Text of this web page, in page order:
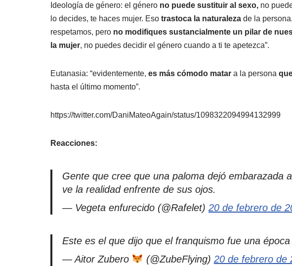
Ideología de género: el género no puede sustituir al sexo, no
lo decides, te haces mujer. Eso trastoca la naturaleza de la
respetamos, pero no modifiques sustancialmente un pilar de
la mujer, no puedes decidir el género cuando a ti te apetezca”.
Eutanasia: “evidentemente, es más cómodo matar a la persona
hasta el último momento”.
https://twitter.com/DaniMateoAgain/status/1098322094994132999
Reacciones:
Gente que cree que una paloma dejó embarazada
ve la realidad enfrente de sus ojos.
— Vegeta enfurecido (@Rafelet) 20 de febrero de
Este es el que dijo que el franquismo fue una
— Aitor Zubero
(@ZubeFlying) 20 de febrero de